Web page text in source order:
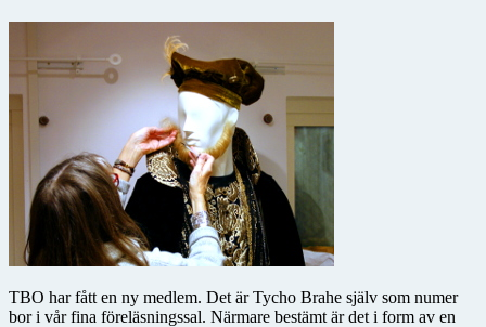
TBO har fått en ny medlem. Det är Tycho Brahe själv som numer
bor i vår fina föreläsningssal. Närmare bestämt är det i form av en